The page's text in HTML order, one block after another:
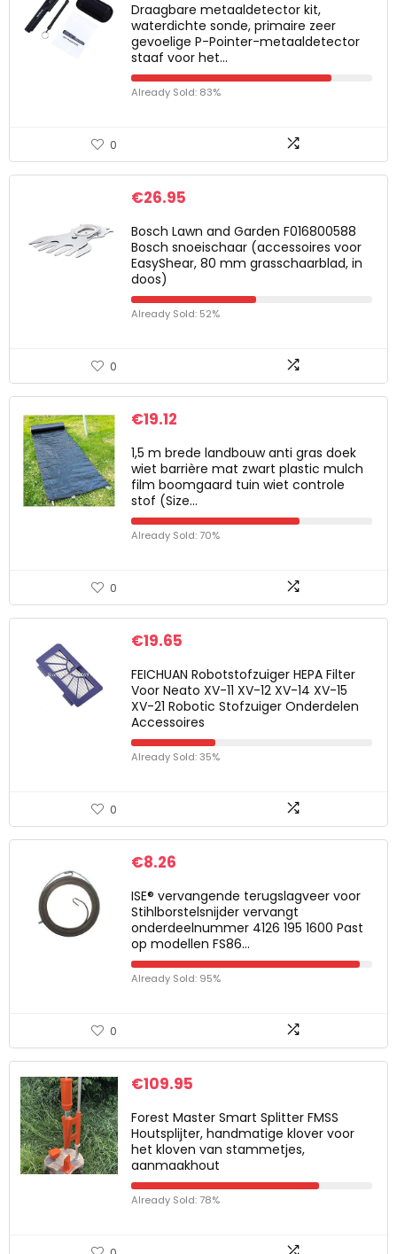
Draagbare metaaldetector kit,
waterdichte sonde, primaire zeer
gevoelige P-Pointer-metaaldetector
staaf voor het…
Already Sold: 83%
0
€26.95
Bosch Lawn and Garden F016800588
Bosch snoeischaar (accessoires voor
EasyShear, 80 mm grasschaarblad, in
doos)
Already Sold: 52%
0
€19.12
1,5 m brede landbouw anti gras doek
wiet barrière mat zwart plastic mulch
film boomgaard tuin wiet controle
stof (Size…
Already Sold: 70%
0
€19.65
FEICHUAN Robotstofzuiger HEPA Filter
Voor Neato XV-11 XV-12 XV-14 XV-15
XV-21 Robotic Stofzuiger Onderdelen
Accessoires
Already Sold: 35%
0
€8.26
ISE® vervangende terugslagveer voor
Stihlborstelsnijder vervangt
onderdeelnummer 4126 195 1600 Past
op modellen FS86…
Already Sold: 95%
0
€109.95
Forest Master Smart Splitter FMSS
Houtsplijter, handmatige klover voor
het kloven van stammetjes,
aanmaakhout
Already Sold: 78%